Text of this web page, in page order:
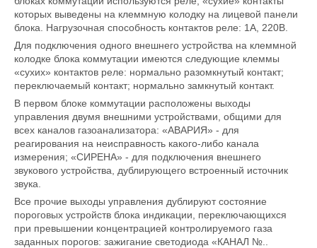
которых выведены на клеммную колодку на лицевой панели
блока. Нагрузочная способность контактов реле: 1А, 220В.
Для подключения одного внешнего устройства на клеммной
колодке блока коммутации имеются следующие клеммы
«сухих» контактов реле: нормально разомкнутый контакт;
переключаемый контакт; нормально замкнутый контакт.
В первом блоке коммутации расположены выходы
управления двумя внешними устройствами, общими для
всех каналов газоанализатора: «АВАРИЯ» - для
реагирования на неисправность какого-либо канала
измерения; «СИРЕНА» - для подключения внешнего
звукового устройства, дублирующего встроенный источник
звука.
Все прочие выходы управления дублируют состояние
пороговых устройств блока индикации, переключающихся
при превышении концентрацией контролируемого газа
заданных порогов: зажигание светодиода «КАНАЛ №..